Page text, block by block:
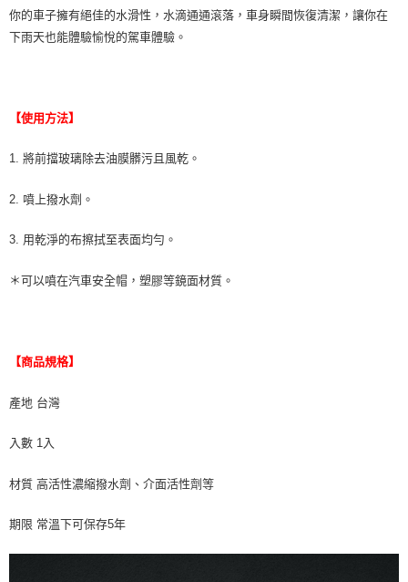
你的車子擁有絕佳的水滑性，水滴通通滾落，車身瞬間恢復清潔，讓你在
下雨天也能體驗愉悅的駕車體驗。
【使用方法】
1. 將前擋玻璃除去油膜髒污且風乾。
2. 噴上撥水劑。
3. 用乾淨的布擦拭至表面均勻。
＊可以噴在汽車安全帽，塑膠等鏡面材質。
【商品規格】
產地 台灣
入數 1入
材質 高活性濃縮撥水劑、介面活性劑等
期限 常溫下可保存5年